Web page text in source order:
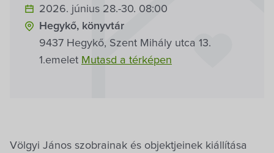
Pályázatok
Dokumentumok
Völgyi János szobrainak és objektjeinek kiállítása
2026. június 28.-30. 08:00
Hegykő, könyvtár
9437 Hegykő, Szent Mihály utca 13.
1.emelet Mutasd a térképen